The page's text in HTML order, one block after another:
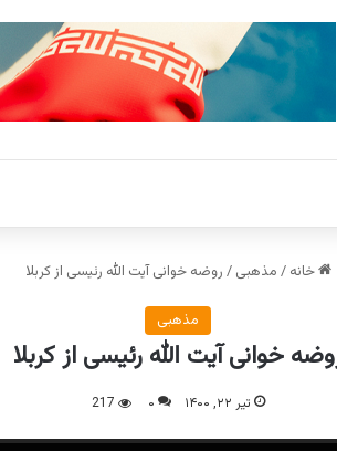
خانه / مذهبی / روضه خوانی آیت الله رئیسی از کربلا
مذهبی
خوانی آیت الله رئیسی از کربلا
تیر ۲۲, ۱۴۰۰ ۰ 217